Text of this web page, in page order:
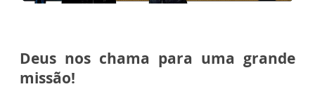
Deus nos chama para uma grande
missão!